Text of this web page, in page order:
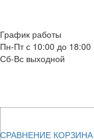
График работы
Пн-Пт с 10:00 до 18:00
Сб-Вс выходной
СРАВНЕНИЕ КОРЗИНА